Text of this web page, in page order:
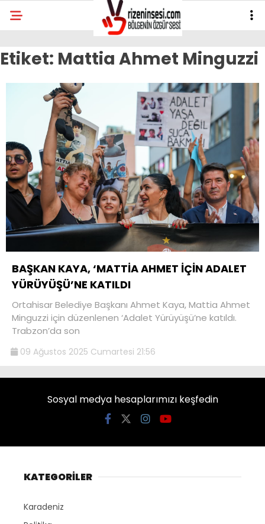
Etiket: Mattia Ahmet Minguzzi
BAŞKAN KAYA, ‘MATTİA AHMET İÇİN ADALET
YÜRÜYÜŞÜ’NE KATILDI
Ortahisar Belediye Başkanı Ahmet Kaya, Mattia Ahmet
Minguzzi için düzenlenen ‘Adalet Yürüyüşü’ne katıldı.
Trabzon’da son
09 Ağustos 2025 Cumartesi 21:56
Sosyal medya hesaplarımızı keşfedin
KATEGORİLER
Karadeniz